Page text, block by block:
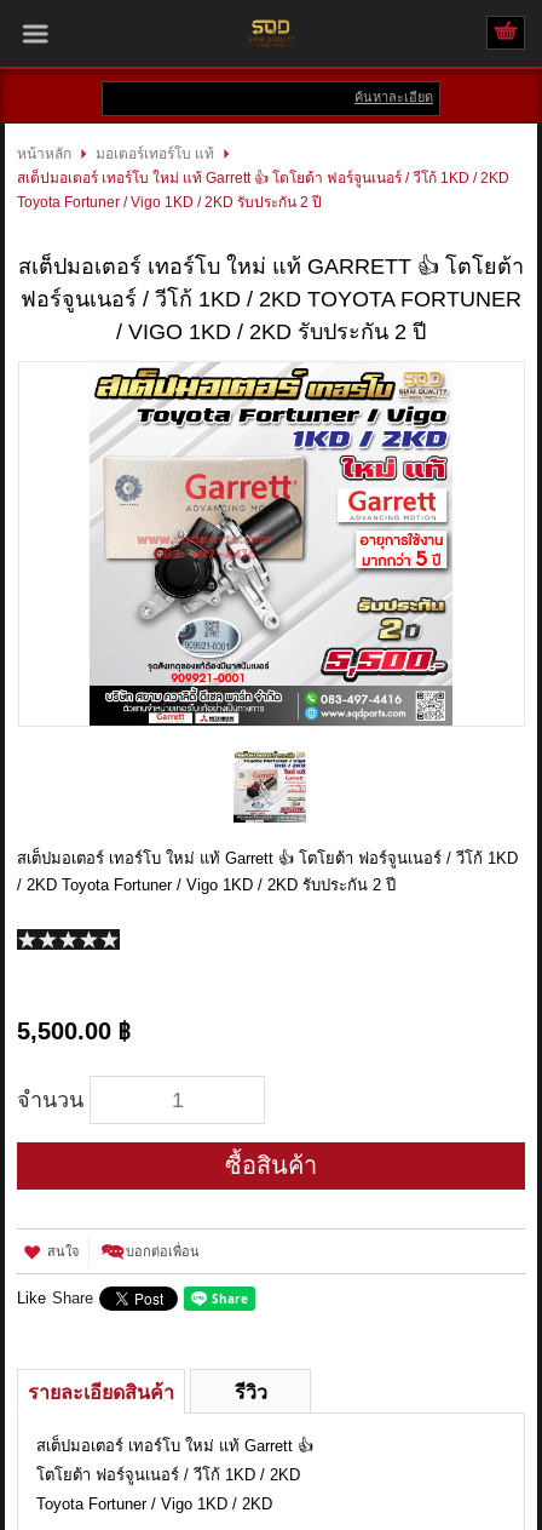
สินค้าที่สนใจ( 0 )
สินค้า
แบรนด์
บัญชีผู้ใช้
ค้นหาละเอียด
หน้าหลัก
มอเตอร์เทอร์โบ แท้
สเต็ปมอเตอร์ เทอร์โบ ใหม่ แท้ Garrett 👍 โตโยต้า ฟอร์จูนเนอร์ / วีโก้ 1KD / 2KD
Toyota Fortuner / Vigo 1KD / 2KD รับประกัน 2 ปี
สเต็ปมอเตอร์ เทอร์โบ ใหม่ แท้ GARRETT 👍 โตโยต้า
ฟอร์จูนเนอร์ / วีโก้ 1KD / 2KD TOYOTA FORTUNER
/ VIGO 1KD / 2KD รับประกัน 2 ปี
สเต็ปมอเตอร์ เทอร์โบ ใหม่ แท้ Garrett 👍 โตโยต้า ฟอร์จูนเนอร์ / วีโก้ 1KD
/ 2KD Toyota Fortuner / Vigo 1KD / 2KD รับประกัน 2 ปี
5,500.00 ฿
จำนวน
ซื้อสินค้า
สนใจ บอกต่อเพื่อน
Like Share
รายละเอียดสินค้า รีวิว
สเต็ปมอเตอร์ เทอร์โบ ใหม่ แท้ Garrett 👍
โตโยต้า ฟอร์จูนเนอร์ / วีโก้ 1KD / 2KD
Toyota Fortuner / Vigo 1KD / 2KD